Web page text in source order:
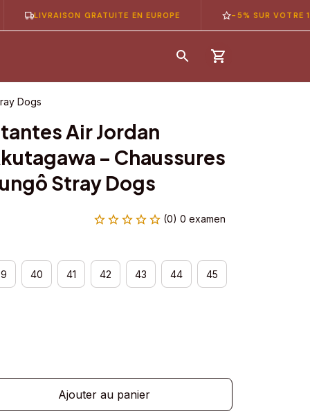
LIVRAISON GRATUITE EN EUROPE -5% SUR VOTRE 1ÈRE
Dogs
Air Jordan
– Chaussures
Stray Dogs
(0) 0 examen
40 41 42 43 44 45
Ajouter au panier